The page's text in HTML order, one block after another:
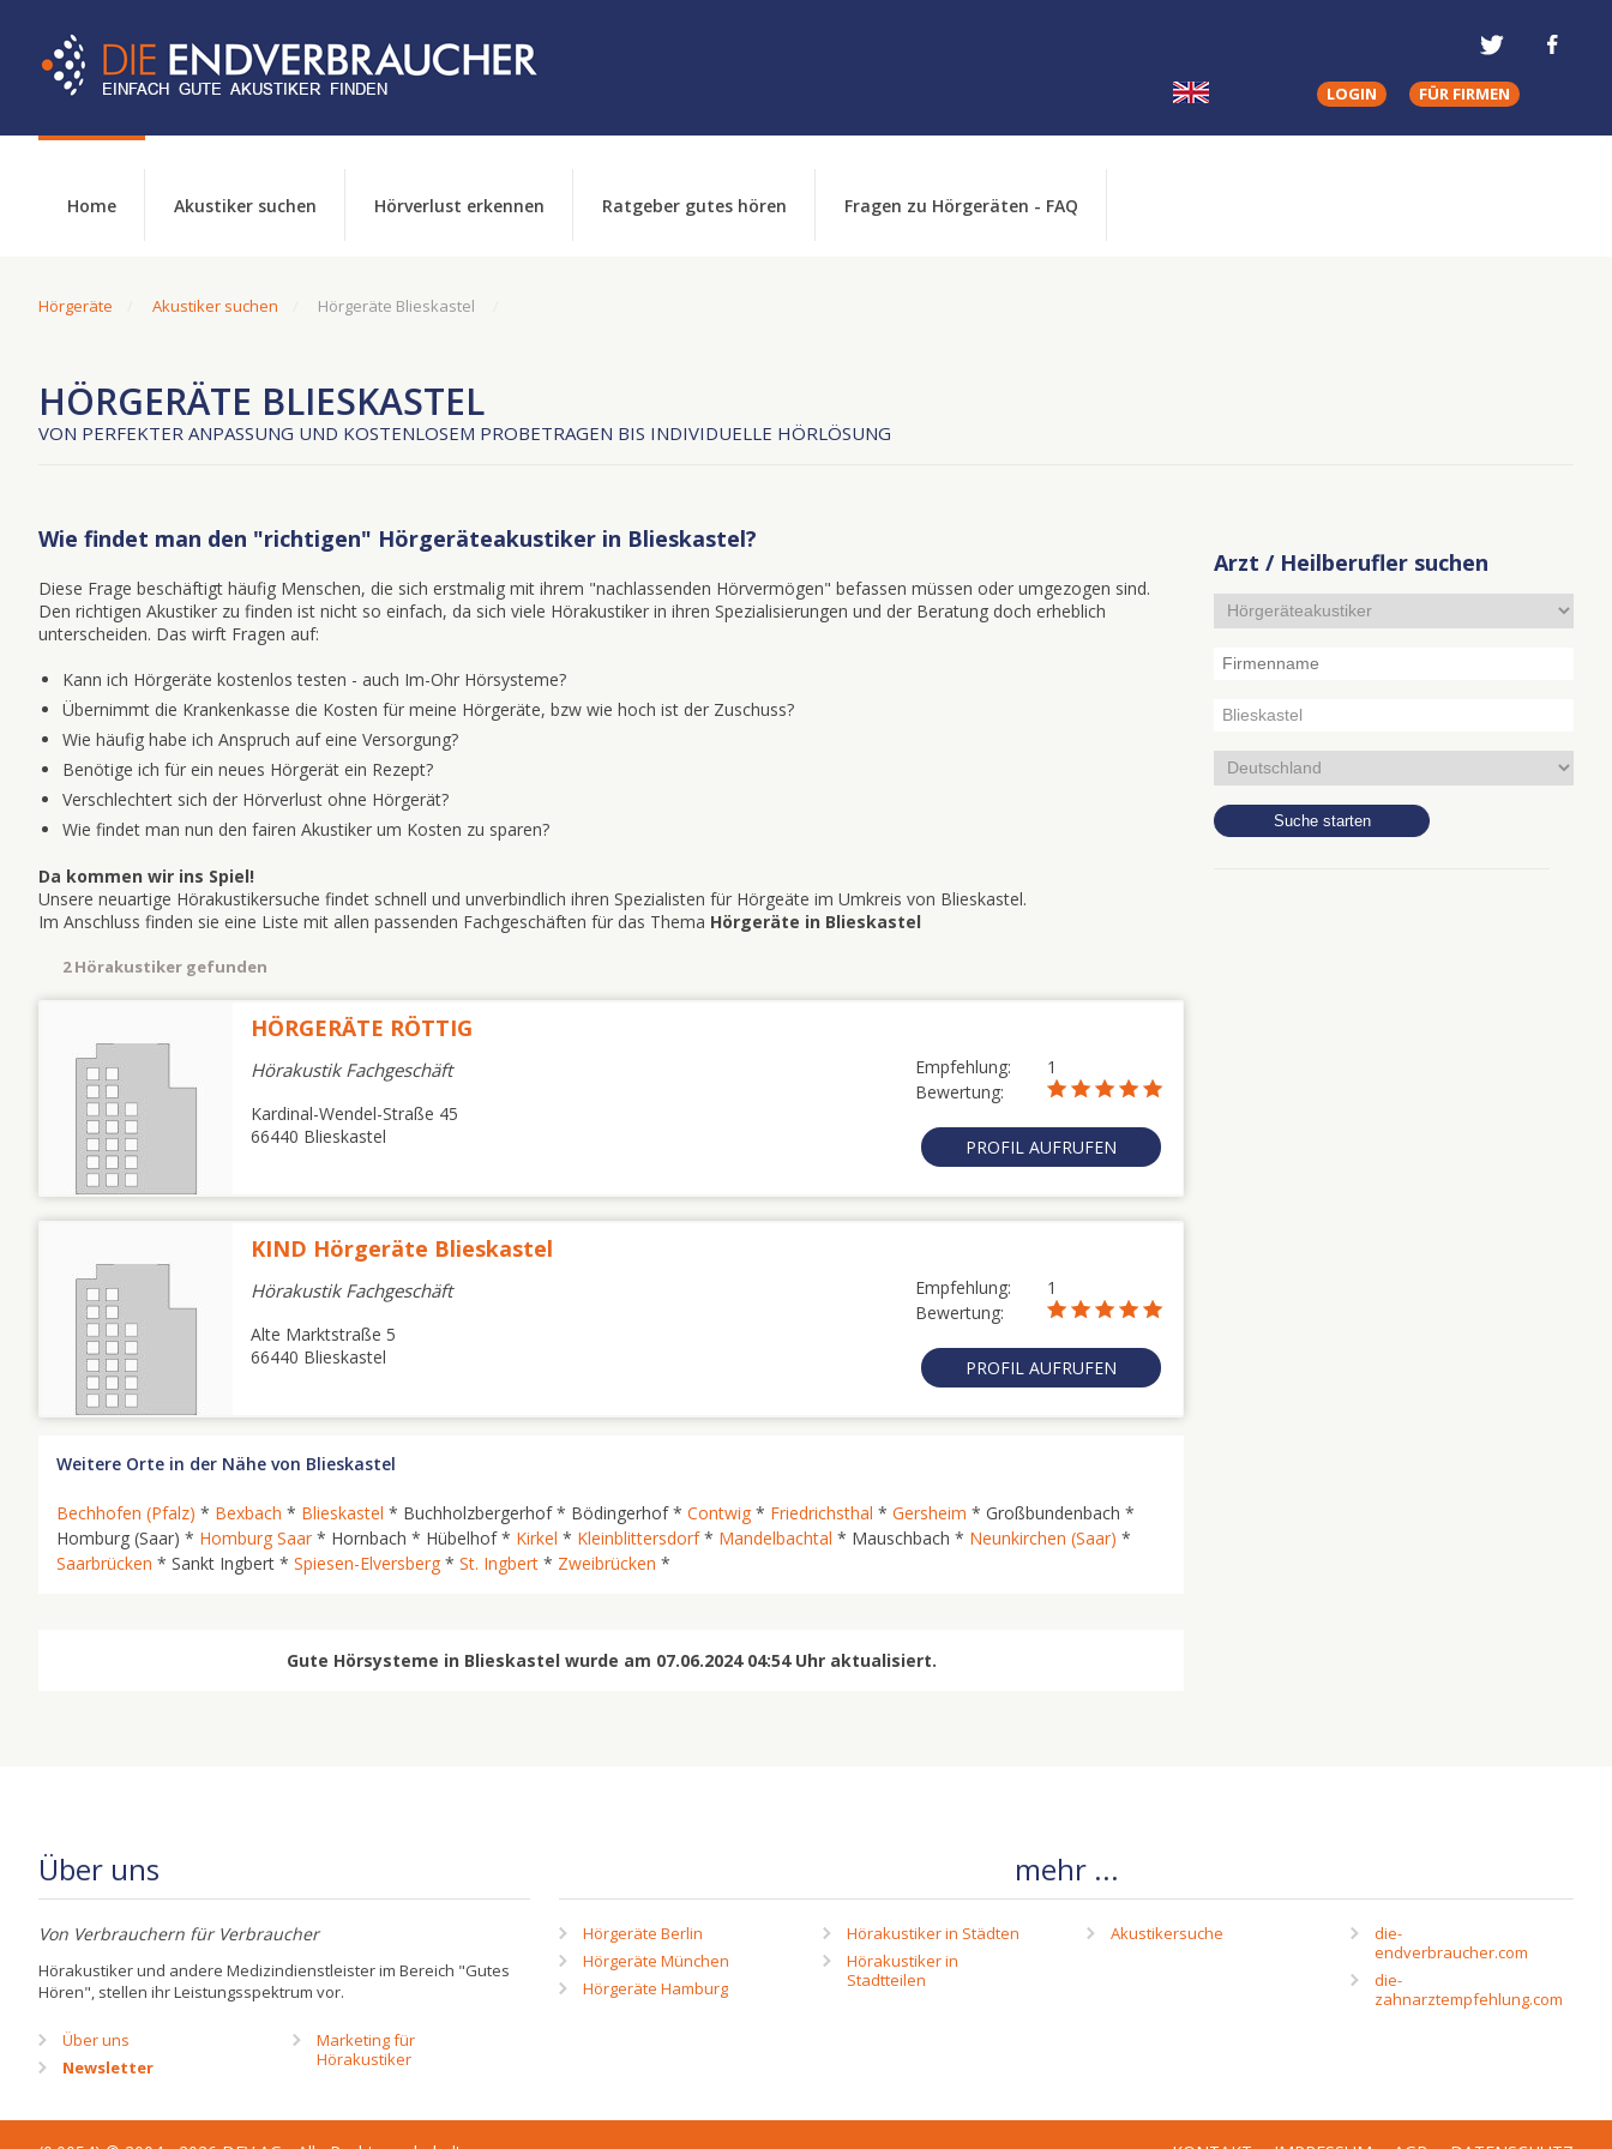
LOGIN FÜR FIRMEN
Home Akustiker suchen Hörverlust erkennen Ratgeber gutes hören Fragen zu Hörgeräten - FAQ
Hörgeräte Akustiker suchen Hörgeräte Blieskastel
HÖRGERÄTE BLIESKASTEL
VON PERFEKTER ANPASSUNG UND KOSTENLOSEM PROBETRAGEN BIS INDIVIDUELLE HÖRLÖSUNG
Wie findet man den "richtigen" Hörgeräteakustiker in Blieskastel?
Diese Frage beschäftigt häufig Menschen, die sich erstmalig mit ihrem "nachlassenden Hörvermögen" befassen müssen oder umgezogen sind.
Den richtigen Akustiker zu finden ist nicht so einfach, da sich viele Hörakustiker in ihren Spezialisierungen und der Beratung doch erheblich
unterscheiden. Das wirft Fragen auf:
Kann ich Hörgeräte kostenlos testen - auch Im-Ohr Hörsysteme?
Übernimmt die Krankenkasse die Kosten für meine Hörgeräte, bzw wie hoch ist der Zuschuss?
Wie häufig habe ich Anspruch auf eine Versorgung?
Benötige ich für ein neues Hörgerät ein Rezept?
Verschlechtert sich der Hörverlust ohne Hörgerät?
Wie findet man nun den fairen Akustiker um Kosten zu sparen?
Da kommen wir ins Spiel!
Unsere neuartige Hörakustikersuche findet schnell und unverbindlich ihren Spezialisten für Hörgeäte im Umkreis von Blieskastel.
Im Anschluss finden sie eine Liste mit allen passenden Fachgeschäften für das Thema Hörgeräte in Blieskastel
2 Hörakustiker gefunden
HÖRGERÄTE RÖTTIG
Hörakustik Fachgeschäft Empfehlung:
1
Bewertung:
PROFIL AUFRUFEN
Kardinal-Wendel-Straße 45
66440 Blieskastel
KIND Hörgeräte Blieskastel
Hörakustik Fachgeschäft Empfehlung:
1
Bewertung:
PROFIL AUFRUFEN
Alte Marktstraße 5
66440 Blieskastel
Weitere Orte in der Nähe von Blieskastel
Bechhofen (Pfalz) * Bexbach * Blieskastel * Buchholzbergerhof * Bödingerhof * Contwig * Friedrichsthal * Gersheim * Großbundenbach *
Homburg (Saar) * Homburg Saar * Hornbach * Hübelhof * Kirkel * Kleinblittersdorf* Mandelbachtal * Mauschbach * Neunkirchen (Saar) *
Saarbrücken * Sankt Ingbert * Spiesen-Elversberg * St. Ingbert * Zweibrücken *
Gute Hörsysteme in Blieskastel wurde am 07.06.2024 04:54 Uhr aktualisiert.
Arzt / Heilberufler suchen
Über uns
Von Verbrauchern für Verbraucher
Hörakustiker und andere Medizindienstleister im Bereich "Gutes
Hören", stellen ihr Leistungsspektrum vor.
Über uns
Newsletter
Marketing für
Hörakustiker
mehr ...
Hörgeräte Berlin
Hörgeräte München
Hörgeräte Hamburg
Hörakustiker in Städten
Hörakustiker in
Stadtteilen
Akustikersuche
die-
endverbraucher.com
die-
zahnarztempfehlung.com